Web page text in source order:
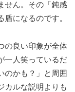
せん。その「鈍感
になるのです。
の良い印象が全体
一人笑っているだ
のかも？」と周囲
カルな説明よりも